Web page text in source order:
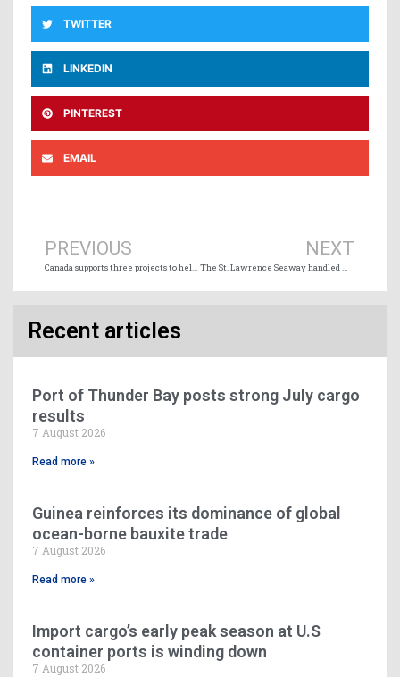
TWITTER
LINKEDIN
PINTEREST
EMAIL
PREVIOUS
Canada supports three projects to help reduce underwater noise impacts on marine mammals
NEXT
The St. Lawrence Seaway handled more than 38 million tonnes in 2021
Recent articles
Port of Thunder Bay posts strong July cargo
results
7 August 2026
Read more »
Guinea reinforces its dominance of global
ocean-borne bauxite trade
7 August 2026
Read more »
Import cargo’s early peak season at U.S
container ports is winding down
7 August 2026